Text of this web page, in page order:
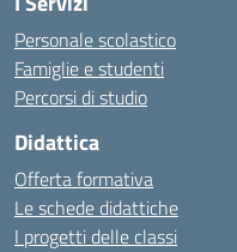
Personale scolastico
Famiglie e studenti
Percorsi di studio
Didattica
Offerta formativa
Le schede didattiche
I progetti delle classi